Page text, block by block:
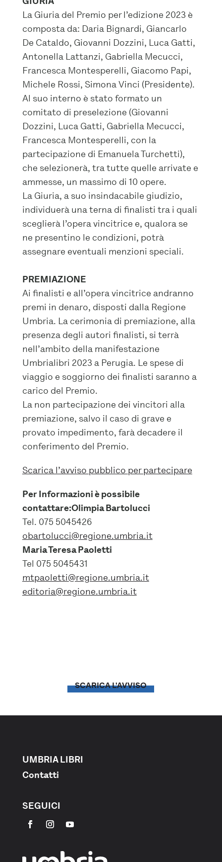
La Giuria del Premio per l’edizione 2023 è
composta da: Daria Bignardi, Giancarlo
De Cataldo, Giovanni Dozzini, Luca Gatti,
Antonella Lattanzi, Gabriella Mecucci,
Francesca Montesperelli, Giacomo Papi,
Michele Rossi, Simona Vinci (Presidente).
Al suo interno è stato formato un
comitato di preselezione (Giovanni
Dozzini, Luca Gatti, Gabriella Mecucci,
Francesca Montesperelli, con la
partecipazione di Emanuela Turchetti),
che selezionerà, tra tutte quelle arrivate e
ammesse, un massimo di 10 opere.
La Giuria, a suo insindacabile giudizio,
individuerà una terna di finalisti tra i quali
sceglierà l’opera vincitrice e, qualora se
ne presentino le condizioni, potrà
assegnare eventuali menzioni speciali.
PREMIAZIONE
Ai finalisti e all’opera vincitrice andranno
premi in denaro, disposti dalla Regione
Umbria. La cerimonia di premiazione, alla
presenza degli autori finalisti, si terrà
nell’ambito della manifestazione
Umbrialibri 2023 a Perugia. Le spese di
viaggio e soggiorno dei finalisti saranno a
carico del Premio.
La non partecipazione dei vincitori alla
premiazione, salvo il caso di grave e
provato impedimento, farà decadere il
conferimento del Premio.
Scarica l’avviso pubblico per partecipare
Per Informazioni è possibile
contattare:Olimpia Bartolucci
Tel. 075 5045426
obartolucci@regione.umbria.it
Maria Teresa Paoletti
Tel 075 5045431
mtpaoletti@regione.umbria.it
editoria@regione.umbria.it
SCARICA L'AVVISO
UMBRIA LIBRI
Contatti
SEGUICI